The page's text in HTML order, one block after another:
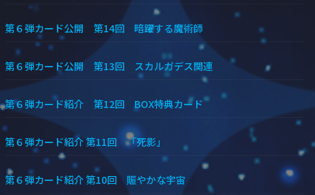
第６弾カード公開 第14回 暗躍する魔術師
第６弾カード公開 第13回 スカルガデス関連
第６弾カード紹介 第12回 BOX特典カード
第６弾カード紹介 第11回 「死影」
第６弾カード紹介 第10回 賑やかな宇宙